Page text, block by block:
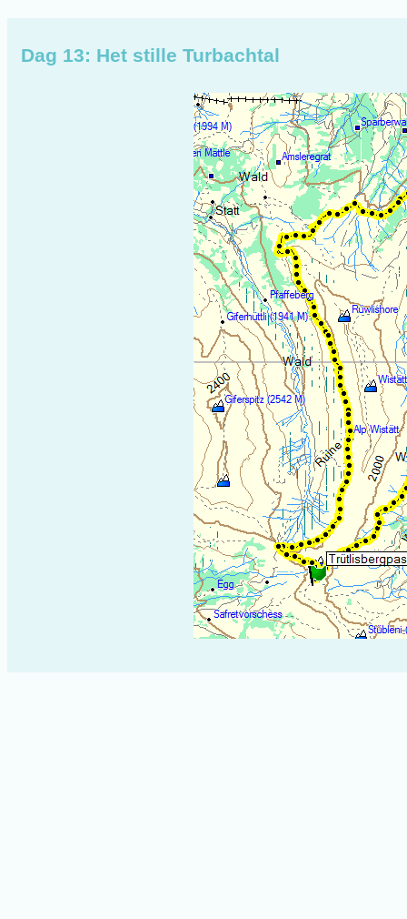
Dag 13: Het stille Turbachtal